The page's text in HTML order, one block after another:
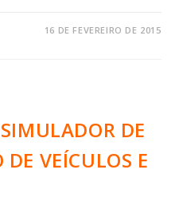
16 DE FEVEREIRO DE 2015
DE
VEÍCULOS E